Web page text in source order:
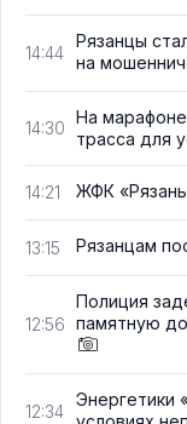
14:44
Рязанцы
на
14:30
На
трасса для
14:21 ЖФК
13:15 Рязанцам
12:56
Полиция
памятную
12:34
Энергетики